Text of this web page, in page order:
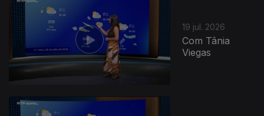
19 jul. 2026
Com Tânia
Viegas